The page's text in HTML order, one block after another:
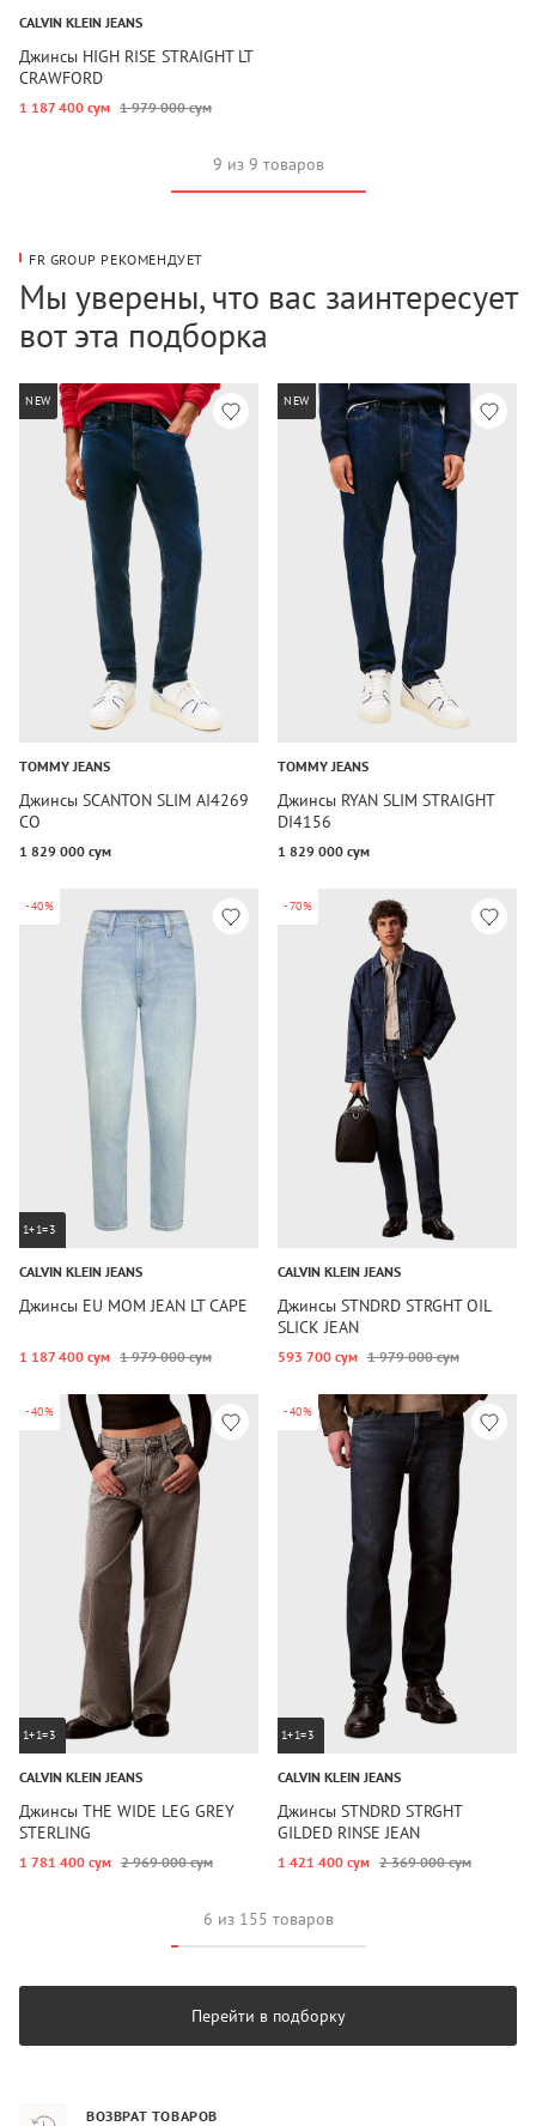
CALVIN KLEIN JEANS
Джинсы HIGH RISE STRAIGHT LT
CRAWFORD
1 187 400 сум 1 979 000 сум
9 из 9 товаров
FR GROUP РЕКОМЕНДУЕТ
Мы уверены, что вас заинтересует
вот эта подборка
NEW
TOMMY JEANS
Джинсы SCANTON SLIM AI4269
CO
1 829 000 сум
NEW
TOMMY JEANS
Джинсы RYAN SLIM STRAIGHT
DI4156
1 829 000 сум
-40%
1+1=3
CALVIN KLEIN JEANS
Джинсы EU MOM JEAN LT CAPE
1 187 400 сум 1 979 000 сум
-70%
CALVIN KLEIN JEANS
Джинсы STNDRD STRGHT OIL
SLICK JEAN
593 700 сум 1 979 000 сум
-40%
1+1=3
CALVIN KLEIN JEANS
Джинсы THE WIDE LEG GREY
STERLING
1 781 400 сум 2 969 000 сум
-40%
1+1=3
CALVIN KLEIN JEANS
Джинсы STNDRD STRGHT
GILDED RINSE JEAN
1 421 400 сум 2 369 000 сум
6 из 155 товаров
Перейти в подборку
ВОЗВРАТ ТОВАРОВ